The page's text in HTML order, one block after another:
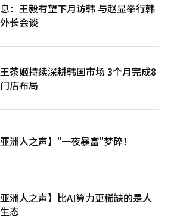
：王毅有望下月访韩 与赵显举行韩
长会谈
茶姬持续深耕韩国市场 3个月完成8
店布局
亚洲人之声】"一夜暴富"梦碎！
亚洲人之声】比AI算力更稀缺的是人
态